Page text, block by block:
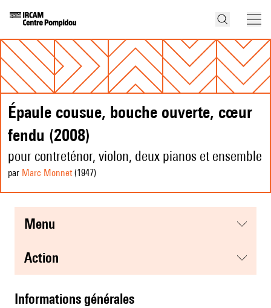
Épaule cousue, bouche ouverte, cœur
fendu (2008)
pour contreténor, violon, deux pianos et ensemble
par Marc Monnet(1947)
menu
action
informations générales